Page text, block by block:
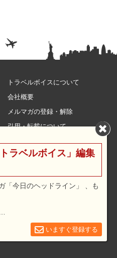
トラベルボイスについて
会社概要
メルマガの登録・解除
引用・転載について
利用規約
広告メニュー・料金
ラベルボイス」編集
「今日のヘッドライン」 、も
いますぐ登録する